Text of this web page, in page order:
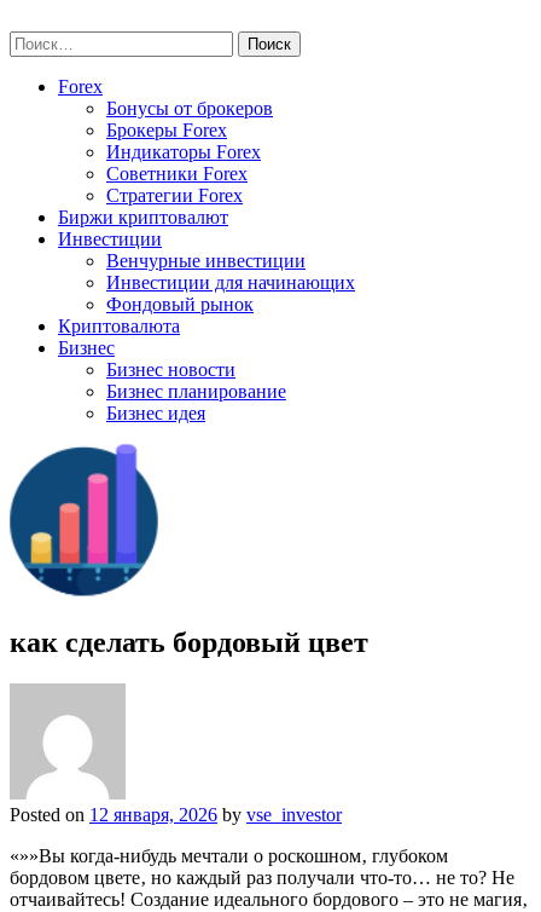
to
content
Найти:
Forex
Бонусы от брокеров
Брокеры Forex
Индикаторы Forex
Советники Forex
Стратегии Forex
Биржи криптовалют
Инвестиции
Венчурные инвестиции
Инвестиции для начинающих
Фондовый рынок
Криптовалюта
Бизнес
Бизнес новости
Бизнес планирование
Бизнес идея
как сделать бордовый цвет
Posted on 12 января, 2026 by vse_investor
«»»Вы когда-нибудь мечтали о роскошном‚ глубоком
бордовом цвете‚ но каждый раз получали что-то… не то? Не
отчаивайтесь! Создание идеального бордового – это не магия‚